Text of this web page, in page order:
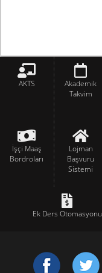
AKTS
Akademik
Takvim
İşçi Maaş
Bordroları
Lojman
Başvuru
Sistemi
Ek Ders Otomasyonu